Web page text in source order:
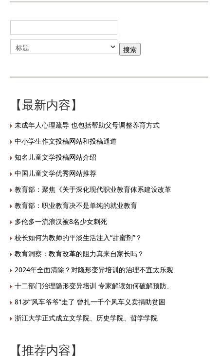
【最新内容】
未成年人心理疏导 也包括帮助父母调整养育方式
中小学生作文投稿网站和投稿通道
知名儿童文学投稿网站介绍
中国儿童文学优秀网站推荐
教育部：聚焦《关于深化现代职业教育体系建设改革
教育部：职业教育决不是单纯的就业教育
多伦多一流浪汉被8名少女刺死
校长如何为教师的平淡生活注入“甜蜜剂”？
教育洞察：教育改革的阻力真来自家长吗？
2024年全面清除？对隐形变异培训的治理不宜太乐观
十二部门治理隐形变异培训 专家解读如何破解预防、
81岁“风车爷爷”走了 曾扎一千个风车义卖捐助贫困
浙江大学正式成立文学院、历史学院、哲学学院
【推荐内容】